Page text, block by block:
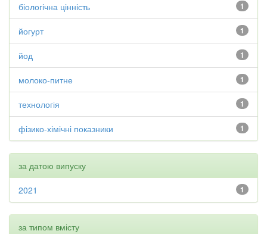
1
біологічна цінність
1
йогурт
1
йод
1
молоко-питне
1
технологія
1
фізико-хімічні показники
за датою випуску
1
2021
за типом вмісту